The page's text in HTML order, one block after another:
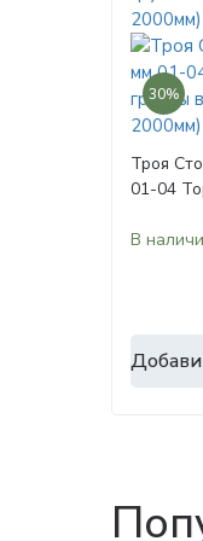
30%
Троя
01-04
В